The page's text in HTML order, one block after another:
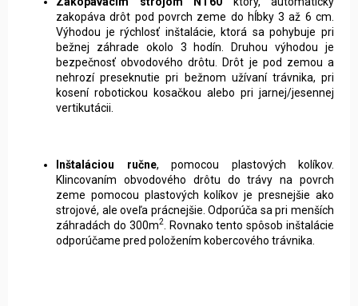
zakopáva drôt pod povrch zeme do hĺbky 3 až 6 cm.
Výhodou je rýchlosť inštalácie, ktorá sa pohybuje pri
bežnej záhrade okolo 3 hodín. Druhou výhodou je
bezpečnosť obvodového drôtu. Drôt je pod zemou a
nehrozí preseknutie pri bežnom užívaní trávnika, pri
kosení robotickou kosačkou alebo pri jarnej/jesennej
vertikutácii.
Inštaláciou ručne, pomocou plastových kolíkov.
Klincovaním obvodového drôtu do trávy na povrch
zeme pomocou plastových kolíkov je presnejšie ako
strojové, ale oveľa prácnejšie. Odporúča sa pri menších
záhradách do 300m2. Rovnako tento spôsob inštalácie
odporúčame pred položením kobercového trávnika.